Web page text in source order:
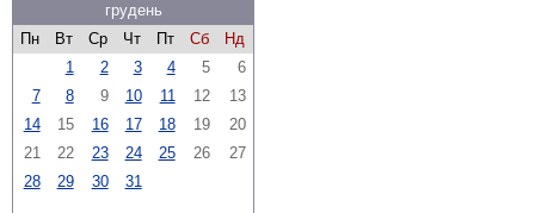
грудень
Пн
Вт Ср Чт Пт Сб
Нд
1
2 3 4 5
6
7
8 9 10 11 12
13
14
15 16 17 18 19
20
21
22 23 24 25 26
27
28
29 30 31